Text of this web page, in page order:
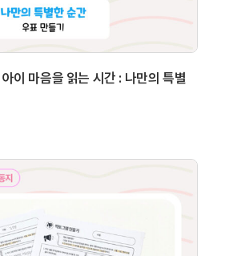
이 마음을 읽는 시간 : 나만의 특별